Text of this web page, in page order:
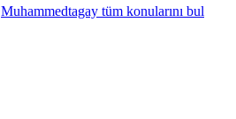
Muhammedtagay tüm konularını bul